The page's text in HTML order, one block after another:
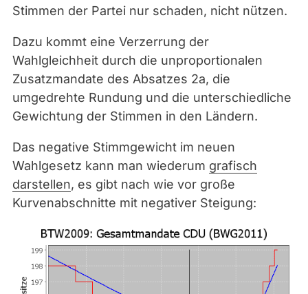
Stimmen der Partei nur schaden, nicht nützen.
Dazu kommt eine Verzerrung der
Wahlgleichheit durch die unproportionalen
Zusatzmandate des Absatzes 2a, die
umgedrehte Rundung und die unterschiedliche
Gewichtung der Stimmen in den Ländern.
Das negative Stimmgewicht im neuen
Wahlgesetz kann man wiederum grafisch
darstellen, es gibt nach wie vor große
Kurvenabschnitte mit negativer Steigung: